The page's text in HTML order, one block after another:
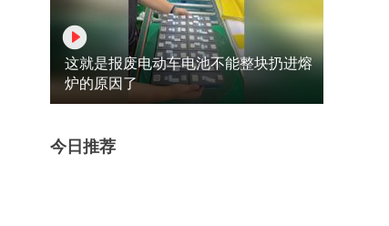
这就是报废电动车电池不能整块扔进熔
炉的原因了
今日推荐